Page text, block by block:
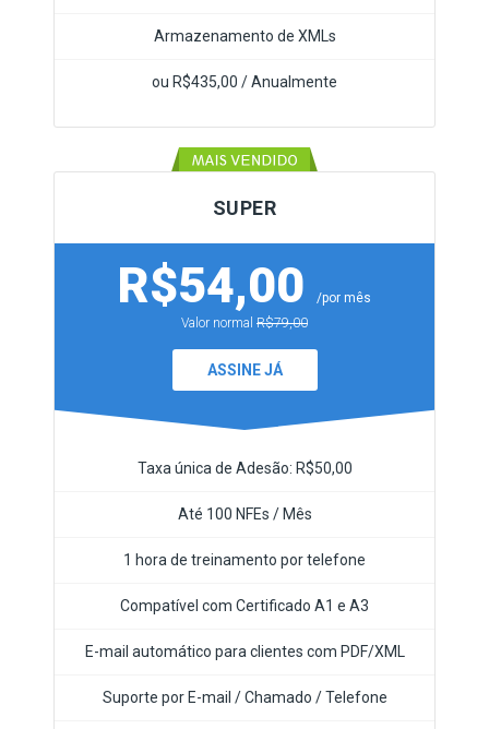
Armazenamento de XMLs
ou R$435,00 / Anualmente
SUPER
R$54,00
/por mês
Valor normal R$79,00
ASSINE JÁ
Taxa única de Adesão: R$50,00
Até 100 NFEs / Mês
1 hora de treinamento por telefone
Compatível com Certificado A1 e A3
E-mail automático para clientes com PDF/XML
Suporte por E-mail / Chamado / Telefone